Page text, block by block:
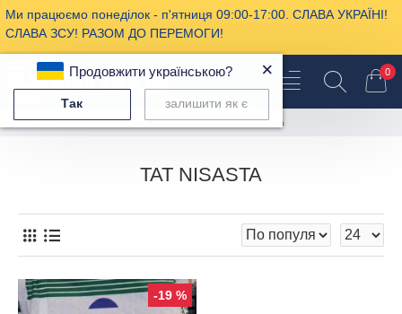
Ми працюємо понеділок - п'ятниця 09:00-17:00. СЛАВА УКРАЇНІ!
СЛАВА ЗСУ! РАЗОМ ДО ПЕРЕМОГИ!
0
Производители Tat Nisasta
TAT NISASTA
-19 %
Продовжити українською? ×
Так залишити як є